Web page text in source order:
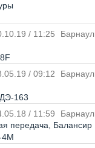
/ 11:25
Барнаул
/ 09:12
Барнаул
163
/ 11:59
Барнаул
передача
Балансир
ТТ-4М